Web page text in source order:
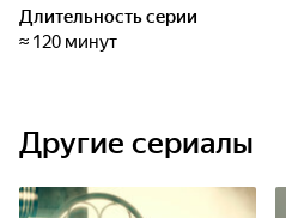
Длительность серии
≈ 120 минут
Другие сериалы